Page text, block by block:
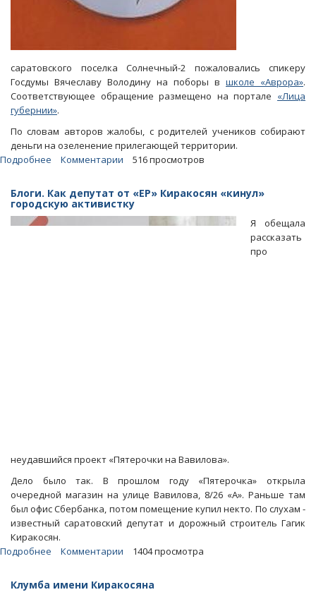
саратовского поселка Солнечный-2 пожаловались спикеру
Госдумы Вячеславу Володину на поборы в школе «Аврора».
Соответствующее обращение размещено на портале «Лица
губернии».
По словам авторов жалобы, с родителей учеников собирают
деньги на озеленение прилегающей территории.
Подробнее
школьников
из
«Авроры»
сообщили
Комментарии 516 просмотров
Блоги. Как депутат от «ЕР» Киракосян «кинул»
городскую активистку
Я обещала
рассказать
про
неудавшийся проект «Пятерочки на Вавилова».
Дело было так. В прошлом году «Пятерочка» открыла
очередной магазин на улице Вавилова, 8/26 «А». Раньше там
был офис Сбербанка, потом помещение купил некто. По слухам -
известный саратовский депутат и дорожный строитель Гагик
Киракосян.
Подробнее
Комментарии 1404 просмотра
Клумба имени Киракосяна